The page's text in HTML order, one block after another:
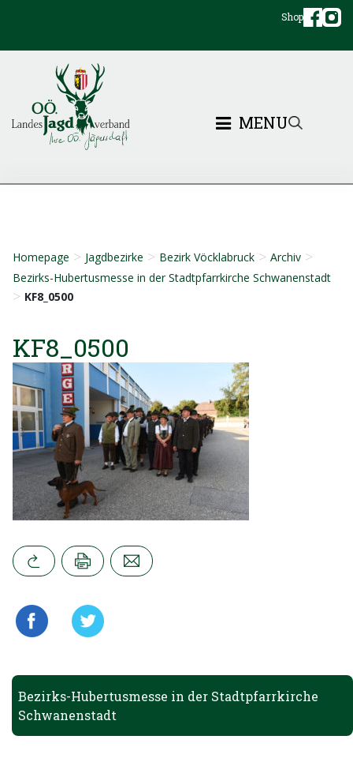
Shop
MENU
Homepage > Jagdbezirke > Bezirk Vöcklabruck > Archiv >
Bezirks-Hubertusmesse in der Stadtpfarrkirche Schwanenstadt
> KF8_0500
KF8_0500
Bezirks-Hubertusmesse in der Stadtpfarrkirche
Schwanenstadt